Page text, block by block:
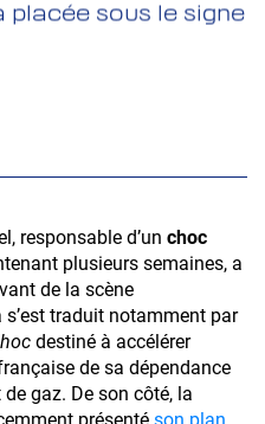
placée sous le signe
responsable d’un choc
plusieurs semaines, a
de la scène
traduit notamment par
destiné à accélérer
de sa dépendance
gaz. De son côté, la